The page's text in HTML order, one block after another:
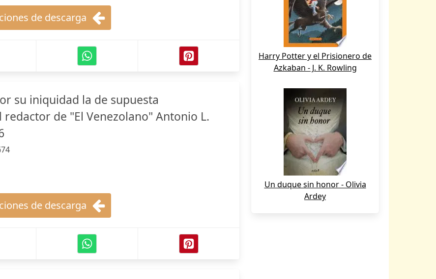
de descarga
su iniquidad la de supuesta
de "El Venezolano" Antonio L.
de descarga
Harry Potter y el Prisionero de
Azkaban - J. K. Rowling
Un duque sin honor - Olivia
Ardey